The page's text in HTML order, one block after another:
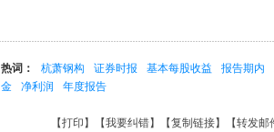
热词： 杭萧钢构 证券时报 基本每股收益 报告期内
金
净利润 年度报告
【打印 】【我要纠错】【复制链接】【转发邮